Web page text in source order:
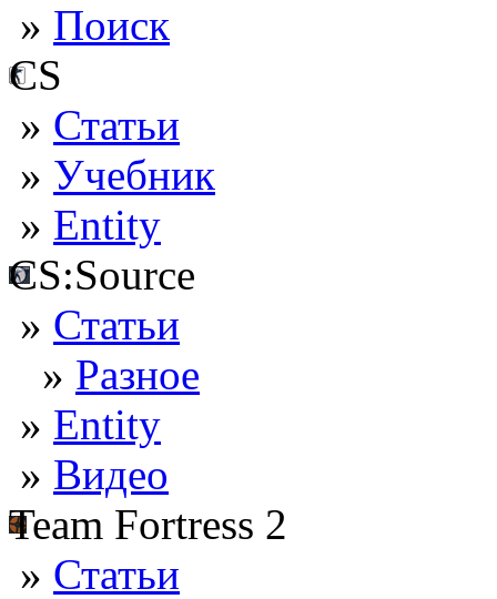
» Поиск
CS
» Статьи
» Учебник
» Entity
CS:Source
» Статьи
» Разное
» Entity
» Видео
Team Fortress 2
» Статьи